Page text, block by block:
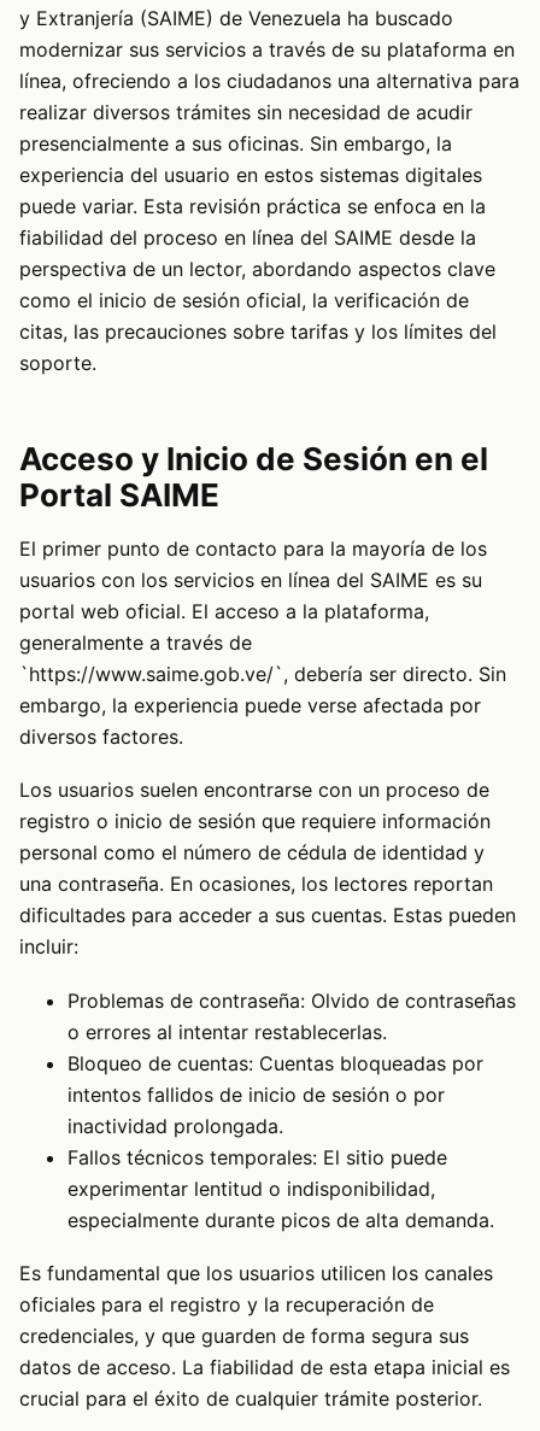
y Extranjería (SAIME) de Venezuela ha buscado
modernizar sus servicios a través de su plataforma en
línea, ofreciendo a los ciudadanos una alternativa para
realizar diversos trámites sin necesidad de acudir
presencialmente a sus oficinas. Sin embargo, la
experiencia del usuario en estos sistemas digitales
puede variar. Esta revisión práctica se enfoca en la
fiabilidad del proceso en línea del SAIME desde la
perspectiva de un lector, abordando aspectos clave
como el inicio de sesión oficial, la verificación de
citas, las precauciones sobre tarifas y los límites del
soporte.
Acceso y Inicio de Sesión en el
Portal SAIME
El primer punto de contacto para la mayoría de los
usuarios con los servicios en línea del SAIME es su
portal web oficial. El acceso a la plataforma,
generalmente a través de
`https://www.saime.gob.ve/`, debería ser directo. Sin
embargo, la experiencia puede verse afectada por
diversos factores.
Los usuarios suelen encontrarse con un proceso de
registro o inicio de sesión que requiere información
personal como el número de cédula de identidad y
una contraseña. En ocasiones, los lectores reportan
dificultades para acceder a sus cuentas. Estas pueden
incluir:
Problemas de contraseña: Olvido de contraseñas
o errores al intentar restablecerlas.
Bloqueo de cuentas: Cuentas bloqueadas por
intentos fallidos de inicio de sesión o por
inactividad prolongada.
Fallos técnicos temporales: El sitio puede
experimentar lentitud o indisponibilidad,
especialmente durante picos de alta demanda.
Es fundamental que los usuarios utilicen los canales
oficiales para el registro y la recuperación de
credenciales, y que guarden de forma segura sus
datos de acceso. La fiabilidad de esta etapa inicial es
crucial para el éxito de cualquier trámite posterior.